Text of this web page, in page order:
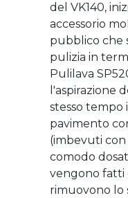
del VK140,
accessorio
pubblico che
pulizia in
Pulilava
l'aspirazione
stesso tempo
pavimento
(imbevuti
comodo
vengono fatti
rimuovono lo